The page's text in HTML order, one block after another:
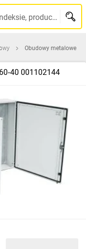
Szukaj po nazwie, indeksie, producencie, kodzie kreskowym...
Obudowy metalowe
001102144